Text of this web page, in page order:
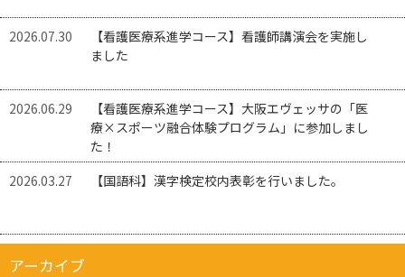
2026.07.30
【看護医療系進学コース】看護師講演会を実施し
ました
2026.06.29
【看護医療系進学コース】大阪エヴェッサの「医
療×スポーツ融合体験プログラム」に参加しまし
た！
2026.03.27
【国語科】漢字検定校内表彰を行いました。
アーカイブ